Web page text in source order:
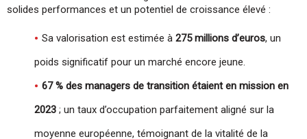
solides performances et un potentiel de croissance élevé :
Sa valorisation est estimée à 275 millions d’euros, un
poids significatif pour un marché encore jeune.
67 % des managers de transition étaient en mission en
2023 ; un taux d’occupation parfaitement aligné sur la
moyenne européenne, témoignant de la vitalité de la